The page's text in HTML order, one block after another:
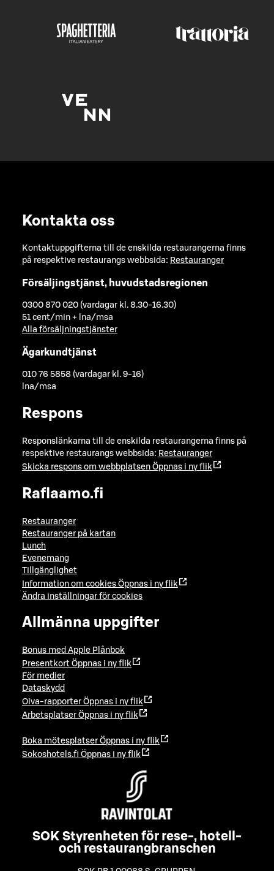
Kontakta oss
Kontaktuppgifterna till de enskilda restaurangerna finns
på respektive restaurangs webbsida: Restauranger
Försäljingstjänst, huvudstadsregionen
0300 870 020 (vardagar kl. 8.30-16.30)
51 cent/min + lna/msa
Alla försäljningstjänster
Ägarkundtjänst
010 76 5858 (vardagar kl. 9-16)
lna/msa
Respons
Responslänkarna till de enskilda restaurangerna finns på
respektive restaurangs webbsida: Restauranger
Skicka respons om webbplatsen Öppnas i ny flik
Raflaamo.fi
Restauranger
Restauranger på kartan
Lunch
Evenemang
Tillgänglighet
Information om cookies Öppnas i ny flik
Ändra inställningar för cookies
Allmänna uppgifter
Bonus med Apple Plånbok
Presentkort Öppnas i ny flik
För medier
Dataskydd
Oiva-rapporter Öppnas i ny flik
Arbetsplatser Öppnas i ny flik
Boka mötesplatser Öppnas i ny flik
Sokoshotels.fi Öppnas i ny flik
SOK Styrenheten för rese-, hotell-
och restaurangbranschen